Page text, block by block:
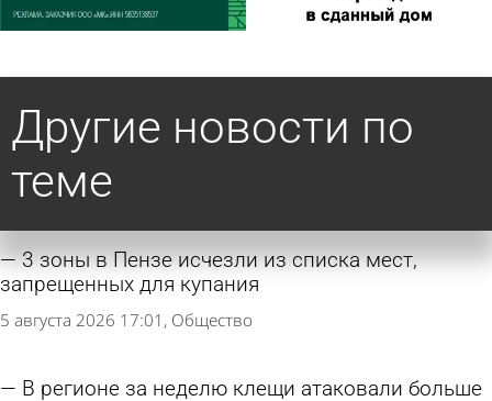
Другие новости по
теме
3 зоны в Пензе исчезли из списка мест,
запрещенных для купания
5 августа 2026 17:01 Общество
В регионе за неделю клещи атаковали больше